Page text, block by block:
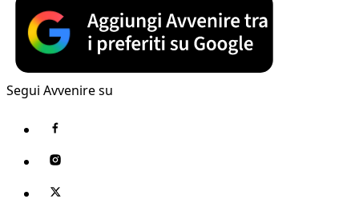
Segui Avvenire su